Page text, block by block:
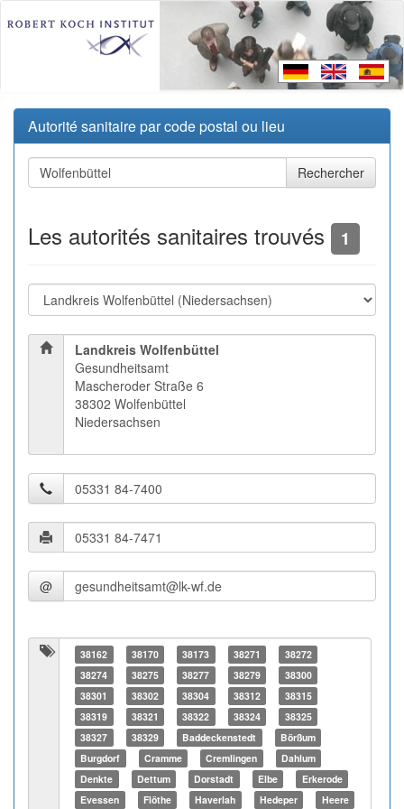
Autorité sanitaire par code postal ou lieu
Les autorités sanitaires trouvés 1
Landkreis Wolfenbüttel
Gesundheitsamt
Mascheroder Straße 6
38302 Wolfenbüttel
Niedersachsen
@
38162 38170 38173 38271
38272
38274
38275 38277 38279
38300
38301
38302 38304 38312
38315
38319
38321 38322 38324
38325
38327
38329 Baddeckenstedt
Börßum
Burgdorf
Cramme Cremlingen
Dahlum
Denkte
Dettum Dorstadt Elbe
Erkerode
Evessen
Flöthe Haverlah Hedeper Heere